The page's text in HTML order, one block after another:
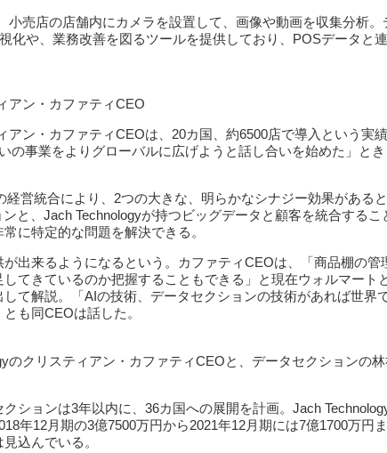
小売店の店舗内にカメラを設置して、画像や動画を収集分析。
化や、業務改善を図るツールを提供しており、POSデータと
アン・カファティCEO
アン・カファティCEOは、20カ国、約6500店で導入という実
の事業をよりグローバルに広げようと話し合いを始めた」と
経営統合により、2つの大きな、明らかなシナジー効果がある
と、Jach Technologyが持つビッグデータと顧客を統合するこ
に特定的な問題を解決できる。
出来るようになるという。カファティCEOは、「商品棚の管
てきているのか把握することもできる」と現在ウォルマート
て解説。「AIの技術、データセクションの技術があれば世界
も同CEOは話した。
のクリスティアン・カファティCEOと、データセクションの
ションは3年以内に、36カ国への展開を計画。Jach
年12月期の3億7500万円から2021年12月期には7億1700万円
込んでいる。